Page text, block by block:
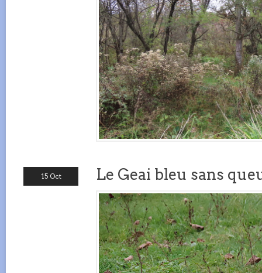
15 Oct Le Geai bleu sans